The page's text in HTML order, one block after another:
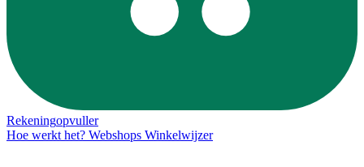
Rekeningopvuller
Hoe werkt het? Webshops Winkelwijzer